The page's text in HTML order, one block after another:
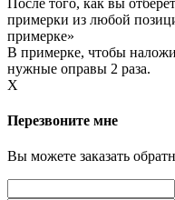
примерки из любой
примерке»
В примерке, чтобы
нужные оправы 2 раза.
X
Перезвоните мне
Вы можете заказать